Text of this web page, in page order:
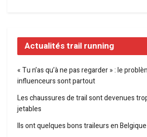
Actualités trail running
« Tu n’as qu’à ne pas regarder » : le
influenceurs sont partout
Les chaussures de trail sont devenues
jetables
Ils ont quelques bons traileurs en Belgique